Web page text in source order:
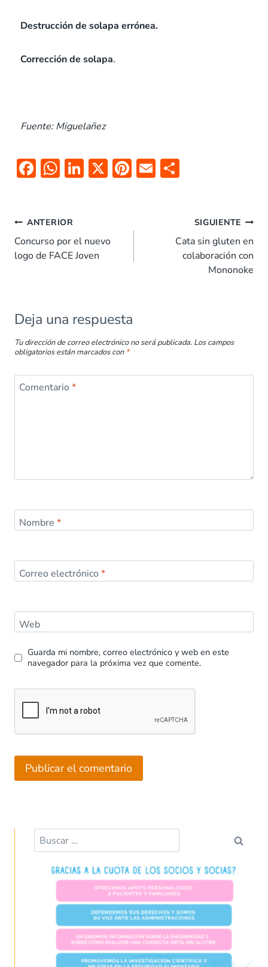
Destrucción de solapa errónea.
Corrección de solapa.
Fuente: Miguelañez
F
b
o
o
W
s
A
p
Li
dI
n
X Pi
es
E
ar
tir
ANTERIOR
Concurso por el nuevo
logo de FACE Joven
SIGUIENTE
Cata sin gluten en
colaboración con
Mononoke
Deja una respuesta
Tu dirección de correo electrónico no será publicada. Los campos
obligatorios están marcados con *
Comentario *
Nombre *
Correo electrónico *
Web
Guarda mi nombre, correo electrónico y web en este
navegador para la próxima vez que comente.